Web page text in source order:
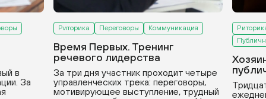
в
За
Риторика Переговоры Коммуникация
Время Первых. Тренинг
речевого лидерства
За три дня участник проходит четыре
управленческих трека: переговоры,
мотивирующее выступление, трудный